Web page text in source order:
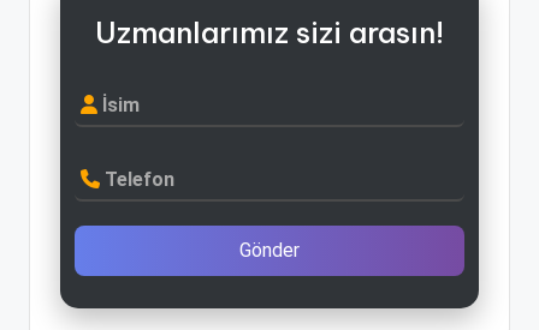
Uzmanlarımız sizi arasın!
İsim
Telefon
Gönder